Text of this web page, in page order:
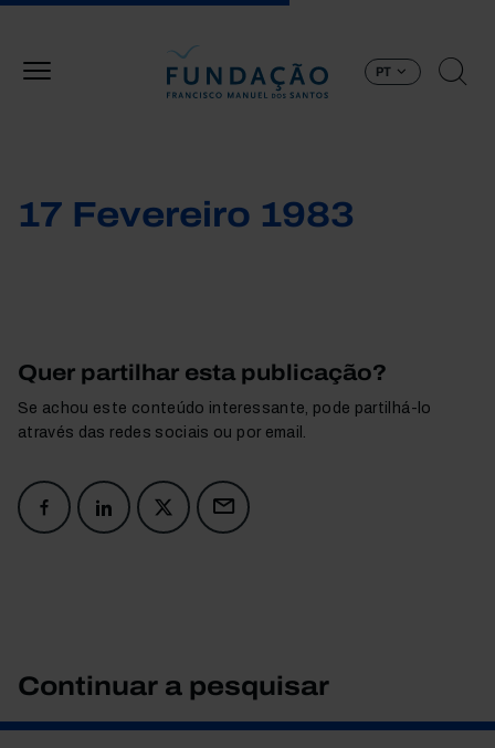
PT
17 Fevereiro 1983
Quer partilhar esta publicação?
Se achou este conteúdo interessante, pode partilhá-lo
através das redes sociais ou por email.
Continuar a pesquisar